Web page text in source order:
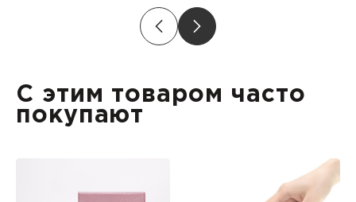
С этим товаром часто
покупают